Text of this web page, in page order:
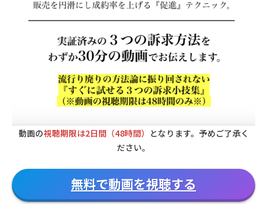
動画の視聴期限は2日間（48時間） となります。予めご了承く
ださい。
無料で動画を視聴する